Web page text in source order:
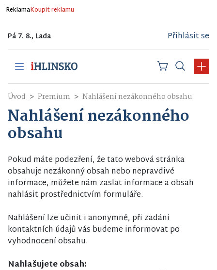
ReklamaKoupit reklamu
Pá 7. 8., Lada Přihlásit se
Úvod Premium Nahlášení nezákonného obsahu
Nahlášení nezákonného
obsahu
Pokud máte podezření, že tato webová stránka
obsahuje nezákonný obsah nebo nepravdivé
informace, můžete nám zaslat informace a obsah
nahlásit prostřednictvím formuláře.
Nahlášení lze učinit i anonymně, při zadání
kontaktních údajů vás budeme informovat po
vyhodnocení obsahu.
Nahlašujete obsah: